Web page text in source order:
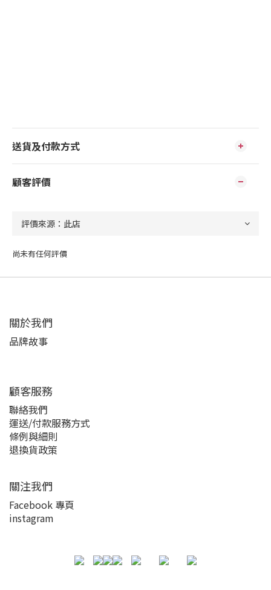
送貨及付款方式
顧客評價
尚未有任何評價
關於我們
品牌故事
顧客服務
聯絡我們
運送/付款服務方式
條例與細則
退換貨政策
關注我們
Facebook 專頁
instagram